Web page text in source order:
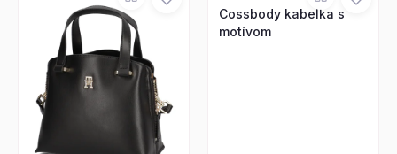
Cossbody kabelka s
motívom